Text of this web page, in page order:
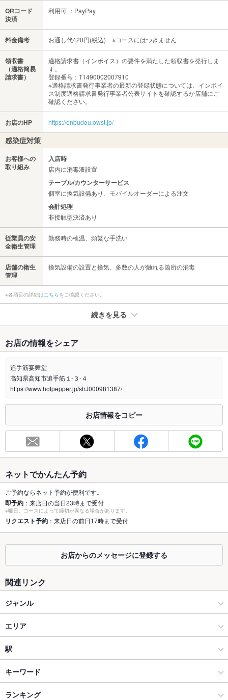
QRコード
決済
利用可 ：PayPay
料金備考 お通し代420円(税込) ※コースにはつきません
領収書
（適格簡易
請求書）
適格請求書（インボイス）の要件を満たした領収書を発行しま
す。
登録番号：T1490002007910
※適格請求書発行事業者の最新の登録状態については、インボイ
ス制度適格請求書発行事業者公表サイトを確認するか店舗にご
確認ください。
お店のHP https://enbudou.owst.jp/
感染症対策
お客様への
取り組み
入店時
店内に消毒液設置
テーブル/カウンターサービス
個室に換気設備あり、モバイルオーダーによる注文
会計処理
非接触型決済あり
従業員の安
全衛生管理
勤務時の検温、頻繁な手洗い
店舗の衛生
管理
換気設備の設置と換気、多数の人が触れる箇所の消毒
※各項目の詳細は こちらをご確認ください。
続きを見る
禁煙・喫煙
全席禁煙
喫煙専用室 なし
合わせください。
お席
200席(掘りごたつ・テーブル・座敷など，さまざまな個室が充
実)
最大宴会収
容人数
80人(2階：最大40名様まで 3階：最大80名様まで)
個室 あり ：掘りごたつ(4名～約20名)や座敷(約28名)など充実♪
座敷 あり ：周りを気にせず個室宴会★約28名様まで
まで対応）
ソファー
なし ：ソファー席はありませんが、テーブルや掘りごたつなど
設備
Wi-Fi あり
お店の情報をシェア
追手筋宴舞堂
高知県高知市追手筋１-３-４
https://www.hotpepper.jp/strJ000981387/
お店情報をコピー
ネットでかんたん予約
ご予約ならネット予約が便利です。
即予約 ：来店日の当日23時まで受付
※曜日、コースによって締切が異なる場合があります。
リクエスト予約 ：来店日の前日17時まで受付
お店からのメッセージに登録する
関連リンク
ジャンル
居酒屋
和風
高知市 × 居酒屋
高知市 × 和風
エリア
帯屋町・追手筋・知寄町
帯屋町・追手筋・知寄町 × 居酒屋
帯屋町・追手筋・知寄町 × 和風
駅
高知駅
蓮池町通駅
キーワード
手羽先 からあげ ローストビーフ
ランキング